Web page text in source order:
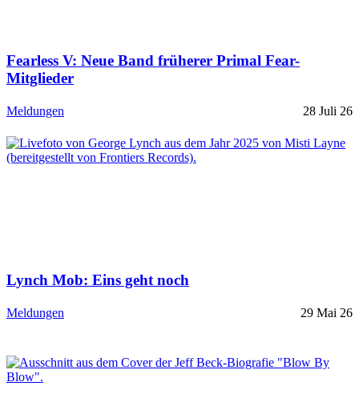
Fearless V: Neue Band früherer Primal Fear-
Mitglieder
Meldungen 28 Juli 26
Lynch Mob: Eins geht noch
Meldungen 29 Mai 26